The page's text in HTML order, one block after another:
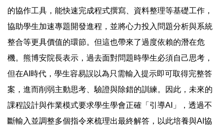
的協作工具，能快速完成程式撰寫、資料整理等基礎工作，
協助學生加速專題開發進程，並將心力投入問題分析與系統
整合等更具價值的環節。但這也帶來了過度依賴的潛在危
機。熊博安院長表示，過去面對問題時學生必須自己思考，
但在AI時代，學生容易誤以為只需輸入提示即可取得完整答
案，進而削弱主動思考、驗證與除錯的訓練。因此，未來的
課程設計與作業模式要求學生學會正確「引導AI」，透過不
斷輸入並調整多個指令來梳理出最終解答，以此培養與AI協